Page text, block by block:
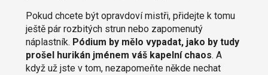
Pokud chcete být opravdoví mistři, přidejte k tomu
ještě pár rozbitých strun nebo zapomenutý
náplastník. Pódium by mělo vypadat, jako by tudy
prošel hurikán jménem váš kapelní chaos. A
když už jste v tom, nezapomeňte někde nechat